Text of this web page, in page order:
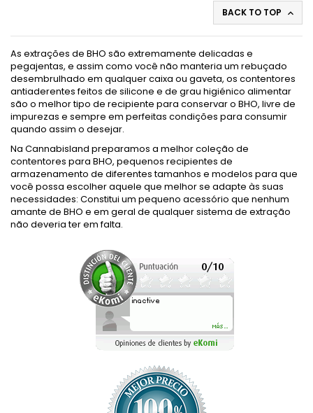
BACK TO TOP 
As extrações de BHO são extremamente delicadas e
pegajentas, e assim como você não manteria um rebuçado
desembrulhado em qualquer caixa ou gaveta, os contentores
antiaderentes feitos de silicone e de grau higiénico alimentar
são o melhor tipo de recipiente para conservar o BHO, livre de
impurezas e sempre em perfeitas condições para consumir
quando assim o desejar.
Na Cannabisland preparamos a melhor coleção de
contentores para BHO, pequenos recipientes de
armazenamento de diferentes tamanhos e modelos para que
você possa escolher aquele que melhor se adapte às suas
necessidades: Constitui um pequeno acessório que nenhum
amante de BHO e em geral de qualquer sistema de extração
não deveria ter em falta.